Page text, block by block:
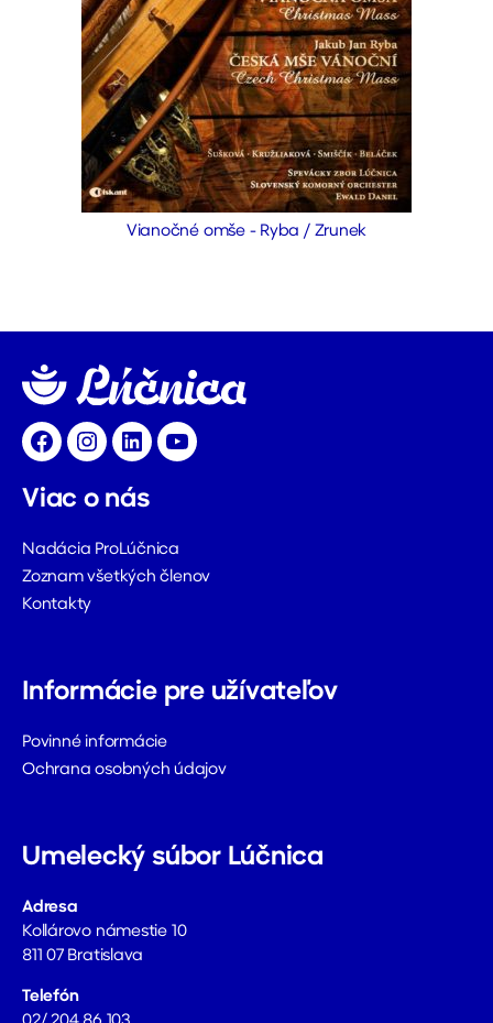
Vianočné omše - Ryba / Zrunek
FacebookInstagramLinkedInYouTube
Viac o nás
Nadácia ProLúčnica
Zoznam všetkých členov
Kontakty
Informácie pre užívateľov
Povinné informácie
Ochrana osobných údajov
Umelecký súbor Lúčnica
Adresa
Kollárovo námestie 10
811 07 Bratislava
Telefón